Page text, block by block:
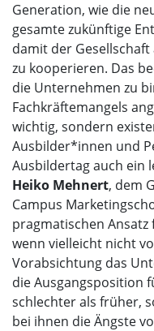
Generation, wie die
gesamte zukünftige
damit der
zu kooperieren. Das
die Unternehmen zu
Fachkräftemangels
wichtig, sondern
Ausbilder*innen und
Ausbildertag auch ein
Heiko Mehnert, dem
Campus
pragmatischen
wenn vielleicht nicht
Vorabsichtung das
die Ausgangsposition
schlechter als früher,
bei ihnen die Ängste